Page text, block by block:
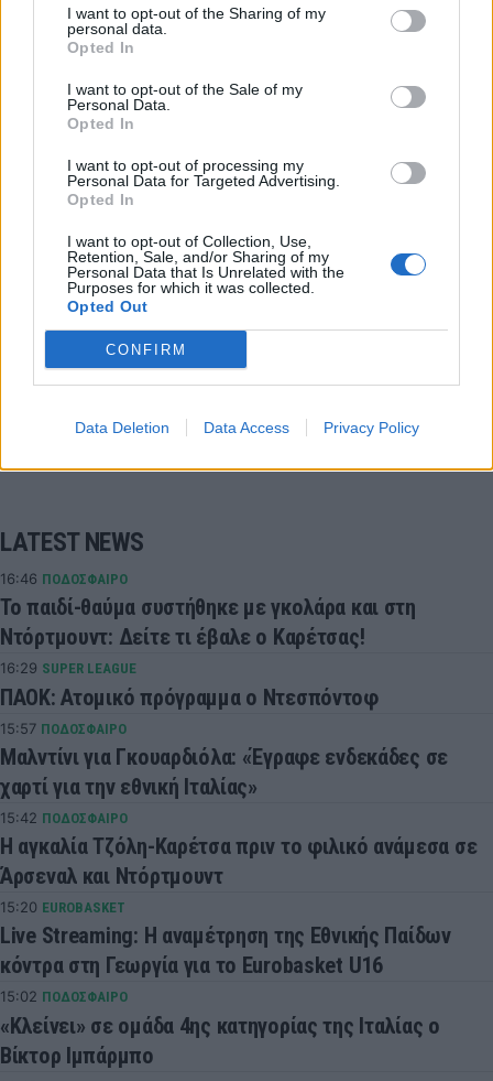
I want to opt-out of the Sharing of my
personal data.
Opted In
I want to opt-out of the Sale of my
Personal Data.
Opted In
I want to opt-out of processing my
Personal Data for Targeted Advertising.
Opted In
I want to opt-out of Collection, Use,
Retention, Sale, and/or Sharing of my
Personal Data that Is Unrelated with the
Purposes for which it was collected.
Opted Out
CONFIRM
Data Deletion Data Access Privacy Policy
Super League Super League διαιτητές
παναιτωλικος-απολλων σμυρνης
ΝΠΣ Βόλος-ΠΑΣ Γιάννινα λαμια-αελ
COMMENTS
LATEST NEWS
16:46 ΠΟΔΟΣΦΑΙΡΟ
Το παιδί-θαύμα συστήθηκε με γκολάρα και στη
Ντόρτμουντ: Δείτε τι έβαλε ο Καρέτσας!
16:29 SUPER LEAGUE
ΠΑΟΚ: Ατομικό πρόγραμμα ο Ντεσπόντοφ
15:57 ΠΟΔΟΣΦΑΙΡΟ
Μαλντίνι για Γκουαρδιόλα: «Έγραφε ενδεκάδες σε
χαρτί για την εθνική Ιταλίας»
15:42 ΠΟΔΟΣΦΑΙΡΟ
Η αγκαλία Τζόλη-Καρέτσα πριν το φιλικό ανάμεσα σε
Άρσεναλ και Ντόρτμουντ
15:20 EUROBASKET
Live Streaming: Η αναμέτρηση της Εθνικής Παίδων
κόντρα στη Γεωργία για το Eurobasket U16
15:02 ΠΟΔΟΣΦΑΙΡΟ
«Κλείνει» σε ομάδα 4ης κατηγορίας της Ιταλίας ο
Βίκτορ Ιμπάρμπο